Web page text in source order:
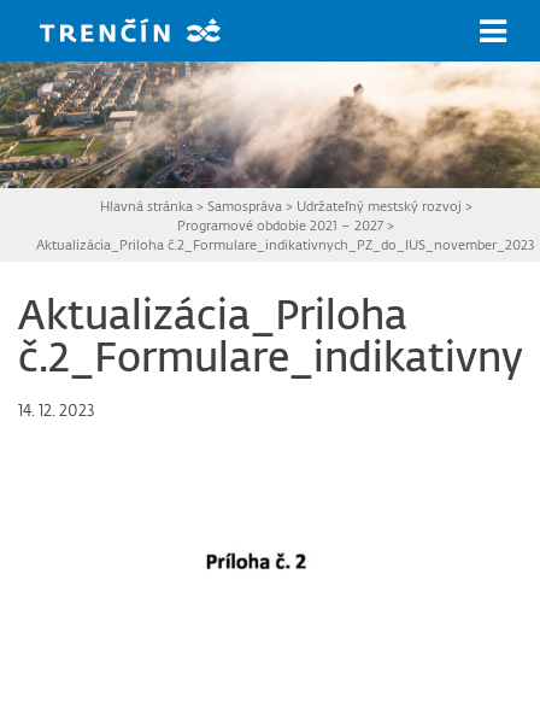
Hlavná stránka > Samospráva > Udržateľný mestský rozvoj >
Programové obdobie 2021 – 2027 >
Aktualizácia_Priloha č.2_Formulare_indikativnych_PZ_do_IUS_november_2023
Aktualizácia_Priloha
14. 12. 2023